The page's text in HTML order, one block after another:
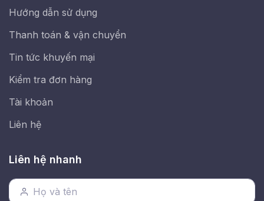
Hướng dẫn sử dụng
Thanh toán & vận chuyển
Tin tức khuyến mại
Kiểm tra đơn hàng
Tài khoản
Liên hệ
Liên hệ nhanh